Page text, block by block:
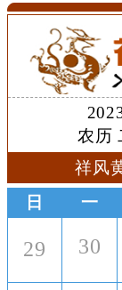
农历
祥风
日
一
29 30